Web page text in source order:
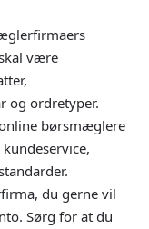
være
og ordretyper.
børsmæglere
du gerne vil
Sørg for at du